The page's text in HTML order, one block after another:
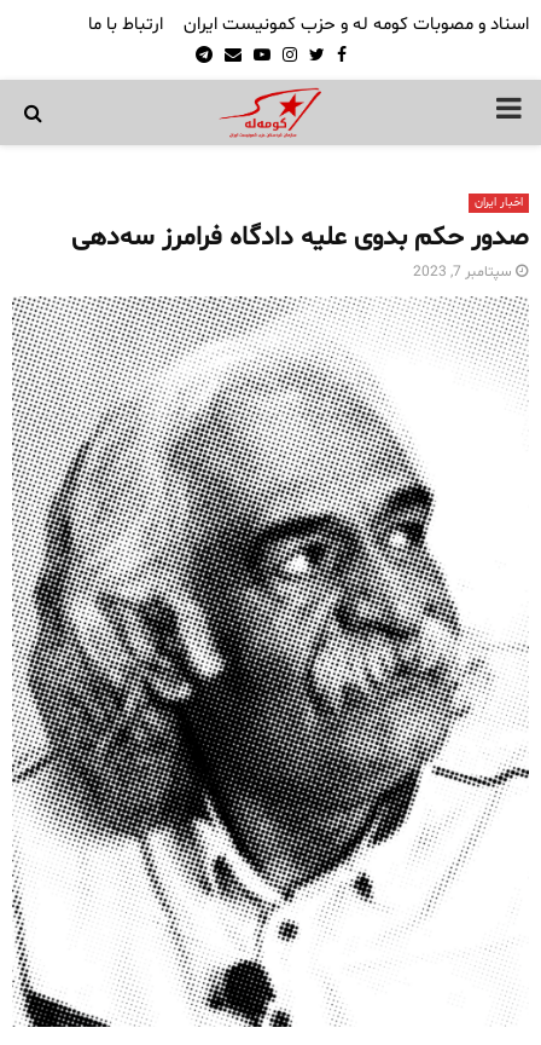
اسناد و مصوبات کومه له و حزب کمونیست ایران ارتباط با ما
Facebook
Twitter
Instagram
Youtube
Email
Telegram
PRIMARY
اخبار ایران
صدور حکم بدوی علیه دادگاه فرامرز سه‌دهی
سپتامبر 7, 2023